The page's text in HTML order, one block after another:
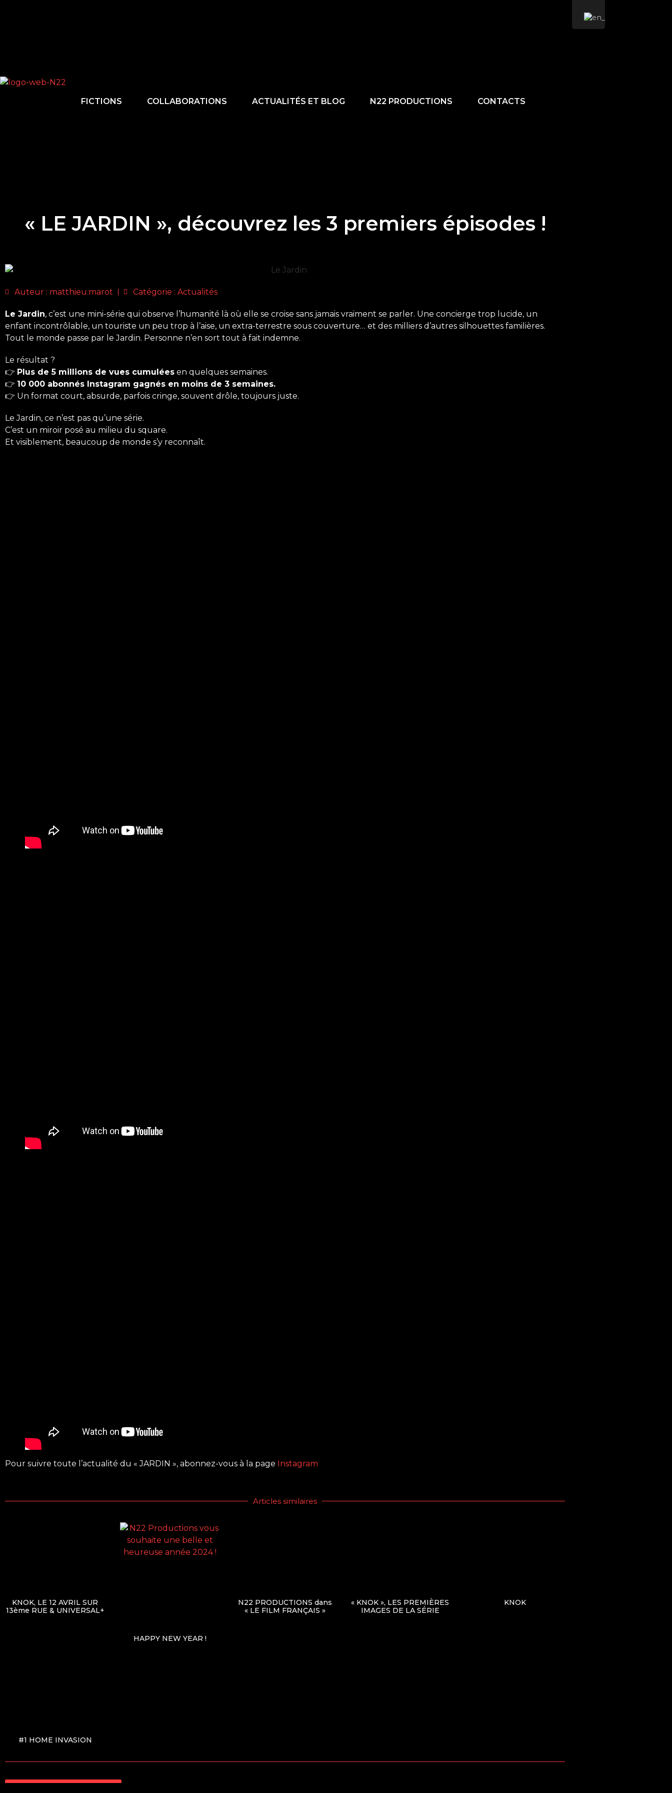
FICTIONS COLLABORATIONS ACTUALITÉS ET BLOG N22 PRODUCTIONS CONTACTS
« LE JARDIN », découvrez les 3 premiers épisodes !
Auteur : matthieu.marot Catégorie : Actualités
Le Jardin, c’est une mini-série qui observe l’humanité là où elle se croise sans jamais vraiment se parler. Une concierge trop lucide, un
enfant incontrôlable, un touriste un peu trop à l’aise, un extra-terrestre sous couverture… et des milliers d’autres silhouettes familières.
Tout le monde passe par le Jardin. Personne n’en sort tout à fait indemne.
Le résultat ?
👉 Plus de 5 millions de vues cumulées en quelques semaines.
👉 10 000 abonnés Instagram gagnés en moins de 3 semaines.
👉 Un format court, absurde, parfois cringe, souvent drôle, toujours juste.
Le Jardin, ce n’est pas qu’une série.
C’est un miroir posé au milieu du square.
Et visiblement, beaucoup de monde s’y reconnaît.
Pour suivre toute l’actualité du « JARDIN », abonnez-vous à la page Instagram
Articles similaires
KNOK, LE 12 AVRIL SUR
13ème RUE & UNIVERSAL+
HAPPY NEW YEAR !
N22 PRODUCTIONS dans
« LE FILM FRANÇAIS »
« KNOK », LES PREMIÈRES
IMAGES DE LA SÉRIE
KNOK
#1 HOME INVASION